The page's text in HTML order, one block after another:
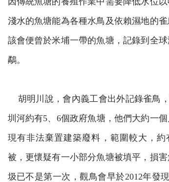
淺水的魚塘能為各種水鳥及依賴濕地的
該會便曾於米埔一帶的魚塘，記錄到全
鷸。
胡明川說，會內義工會出外記錄雀鳥
圳河約有5、6個政府魚塘，他們大約一
現有非法棄置建築廢料，範圍較大，
被，更懷疑有一小部分魚塘被填平，損
圾已不是第一次，觀鳥會早於2012年發